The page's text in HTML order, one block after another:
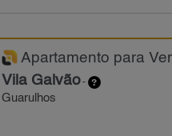
Apartamento para
Vila Galvão-
Guarulhos